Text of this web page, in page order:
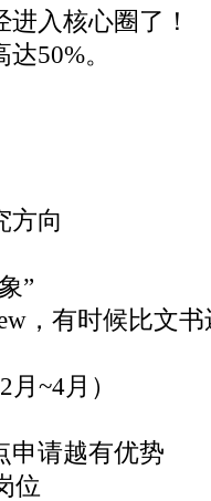
入核心圈了！
50%。
方向
”
，有时候比文
~4月）
申请越有优势
位